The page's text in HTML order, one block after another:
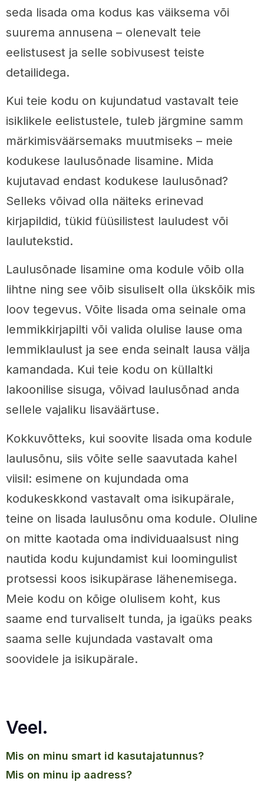
seda lisada oma kodus kas väiksema või
suurema annusena – olenevalt teie
eelistusest ja selle sobivusest teiste
detailidega.
Kui teie kodu on kujundatud vastavalt teie
isiklikele eelistustele, tuleb järgmine samm
märkimisväärsemaks muutmiseks – meie
kodukese laulusõnade lisamine. Mida
kujutavad endast kodukese laulusõnad?
Selleks võivad olla näiteks erinevad
kirjapildid, tükid füüsilistest lauludest või
laulutekstid.
Laulusõnade lisamine oma kodule võib olla
lihtne ning see võib sisuliselt olla ükskõik mis
loov tegevus. Võite lisada oma seinale oma
lemmikkirjapilti või valida olulise lause oma
lemmiklaulust ja see enda seinalt lausa välja
kamandada. Kui teie kodu on küllaltki
lakoonilise sisuga, võivad laulusõnad anda
sellele vajaliku lisaväärtuse.
Kokkuvõtteks, kui soovite lisada oma kodule
laulusõnu, siis võite selle saavutada kahel
viisil: esimene on kujundada oma
kodukeskkond vastavalt oma isikupärale,
teine on lisada laulusõnu oma kodule. Oluline
on mitte kaotada oma individuaalsust ning
nautida kodu kujundamist kui loomingulist
protsessi koos isikupärase lähenemisega.
Meie kodu on kõige olulisem koht, kus
saame end turvaliselt tunda, ja igaüks peaks
saama selle kujundada vastavalt oma
soovidele ja isikupärale.
Veel.
mis on minu smart id kasutajatunnus?
mis on minu ip aadress?